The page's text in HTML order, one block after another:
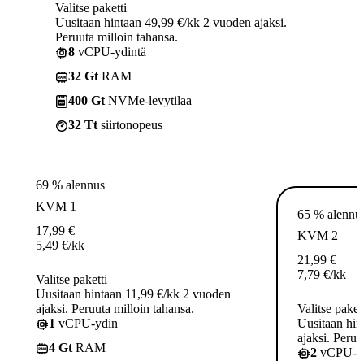
Valitse paketti
Uusitaan hintaan 49,99 €/kk 2 vuoden ajaksi.
Peruuta milloin tahansa.
8 vCPU-ydintä
32 Gt RAM
400 Gt NVMe-levytilaa
32 Tt siirtonopeus
69 % alennus
KVM 1
17,99 €
5,49 €/kk
Valitse paketti
Uusitaan hintaan 11,99 €/kk 2 vuoden
ajaksi. Peruuta milloin tahansa.
1 vCPU-ydin
4 Gt RAM
65 %
KVM 2
21,99 €
7,79 €/kk
Valitse
Uusitaan
ajaksi.
2 vCPU-